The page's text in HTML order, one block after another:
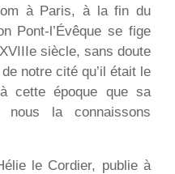
à Paris, à la fin du
Pont-l’Évêque se fige
siècle, sans doute
notre cité qu’il était le
cette époque que sa
la connaissons
le Cordier, publie à